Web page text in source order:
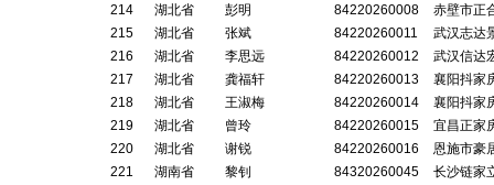
214
湖北省 彭明 84220260008
赤壁市正
215
湖北省 张斌 84220260011
武汉志达
216
湖北省 李思远 84220260012
武汉信达
217
湖北省 龚福轩 84220260013
襄阳抖家
218
湖北省 王淑梅 84220260014
襄阳抖家
219
湖北省 曾玲 84220260015
宜昌正家
220
湖北省 谢锐 84220260016
恩施市豪
221
湖南省 黎钊 84320260045
长沙链家